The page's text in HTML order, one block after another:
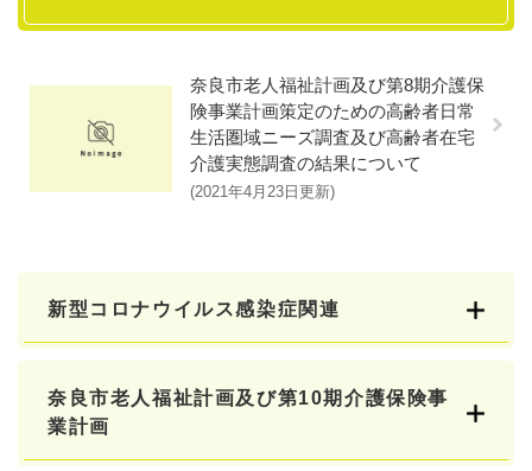
奈良市老人福祉計画及び第8期介護保
険事業計画策定のための高齢者日常
生活圏域ニーズ調査及び高齢者在宅
介護実態調査の結果について
2021年4月23日更新
新型コロナウイルス感染症関連
奈良市老人福祉計画及び第10期介護保険事
業計画